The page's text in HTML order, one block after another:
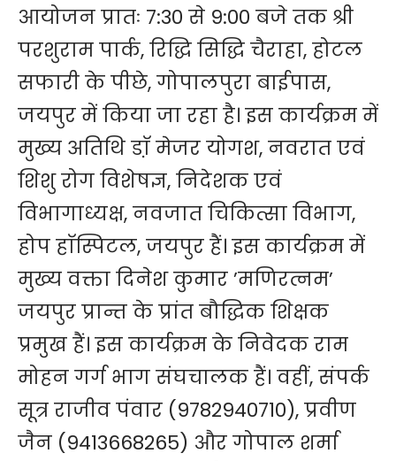
आयोजन प्रातः 7:30 से 9:00 बजे तक श्री
परशुराम पार्क, रिद्धि सिद्धि चैराहा, होटल
सफारी के पीछे, गोपालपुरा बाईपास,
जयपुर में किया जा रहा है। इस कार्यक्रम में
मुख्य अतिथि डाॅ़ मेजर योगश, नवरात एवं
शिशु रोग विशेषज्ञ, निदेशक एवं
विभागाध्यक्ष, नवजात चिकित्सा विभाग,
होप हाॅस्पिटल, जयपुर हैं। इस कार्यक्रम में
मुख्य वक्ता दिनेश कुमार ’मणिरत्नम’
जयपुर प्रान्त के प्रांत बौद्धिक शिक्षक
प्रमुख हैं। इस कार्यक्रम के निवेदक राम
मोहन गर्ग भाग संघचालक हैं। वहीं, संपर्क
सूत्र राजीव पंवार (9782940710), प्रवीण
जैन (9413668265) और गोपाल शर्मा